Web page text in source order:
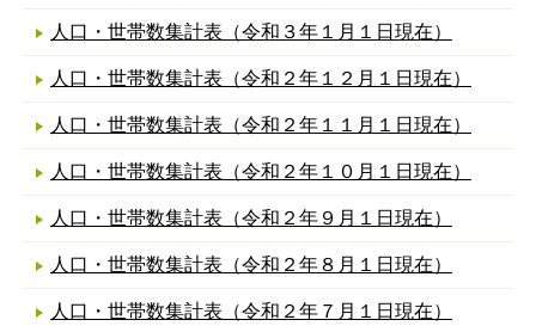
人口・世帯数集計表（令和３年１月１日現在）
人口・世帯数集計表（令和２年１２月１日現在）
人口・世帯数集計表（令和２年１１月１日現在）
人口・世帯数集計表（令和２年１０月１日現在）
人口・世帯数集計表（令和２年９月１日現在）
人口・世帯数集計表（令和２年８月１日現在）
人口・世帯数集計表（令和２年７月１日現在）